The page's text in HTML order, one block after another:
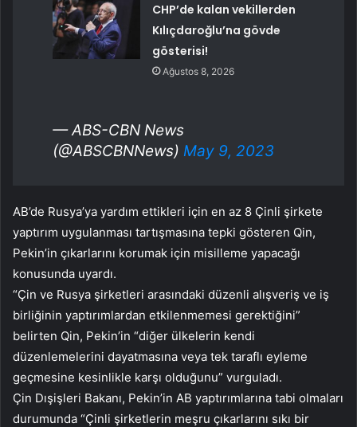
CHP’de kalan vekillerden
Kılıçdaroğlu’na gövde
gösterisi!
Ağustos 8, 2026
— ABS-CBN News
(@ABSCBNNews) May 9, 2023
AB’de Rusya’ya yardım ettikleri için en az 8 Çinli şirkete
yaptırım uygulanması tartışmasına tepki gösteren Qin,
Pekin’in çıkarlarını korumak için misilleme yapacağı
konusunda uyardı.
“Çin ve Rusya şirketleri arasındaki düzenli alışveriş ve iş
birliğinin yaptırımlardan etkilenmemesi gerektiğini”
belirten Qin, Pekin’in “diğer ülkelerin kendi
düzenlemelerini dayatmasına veya tek taraflı eyleme
geçmesine kesinlikle karşı olduğunu” vurguladı.
Çin Dışişleri Bakanı, Pekin’in AB yaptırımlarına tabi olmaları
durumunda “Çinli şirketlerin meşru çıkarlarını sıkı bir